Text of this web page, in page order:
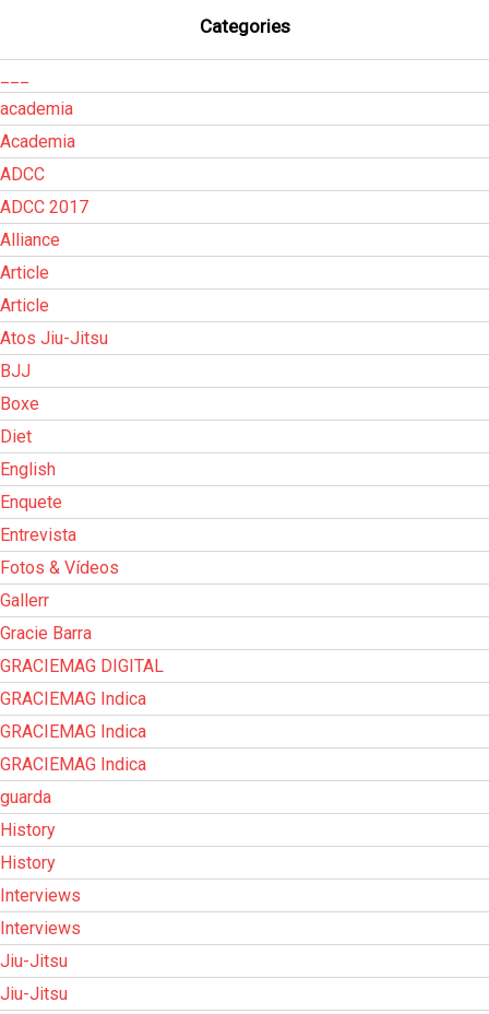
Categories
academia
Academia
ADCC
ADCC 2017
Alliance
Article
Article
Atos Jiu-Jitsu
BJJ
Boxe
Diet
English
Enquete
Entrevista
Fotos & Vídeos
Gallerr
Gracie Barra
GRACIEMAG DIGITAL
GRACIEMAG Indica
GRACIEMAG Indica
GRACIEMAG Indica
guarda
History
History
Interviews
Interviews
Jiu-Jitsu
Jiu-Jitsu